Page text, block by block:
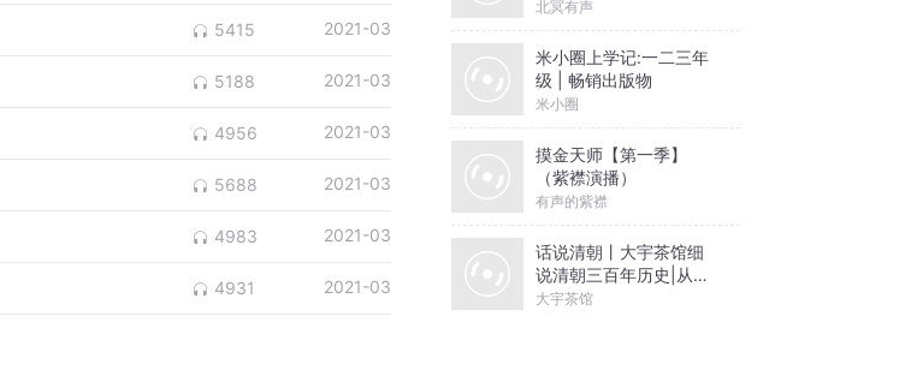
5415 2021-03
5188 2021-03
4956 2021-03
5688 2021-03
4983 2021-03
4931 2021-03
北冥有声
米小圈上学记:一二三年
级 | 畅销出版物
米小圈
摸金天师【第一季】
（紫襟演播）
有声的紫襟
话说清朝丨大宇茶馆细
说清朝三百年历史|从努
尔哈赤到末代皇帝溥仪|
大宇茶馆